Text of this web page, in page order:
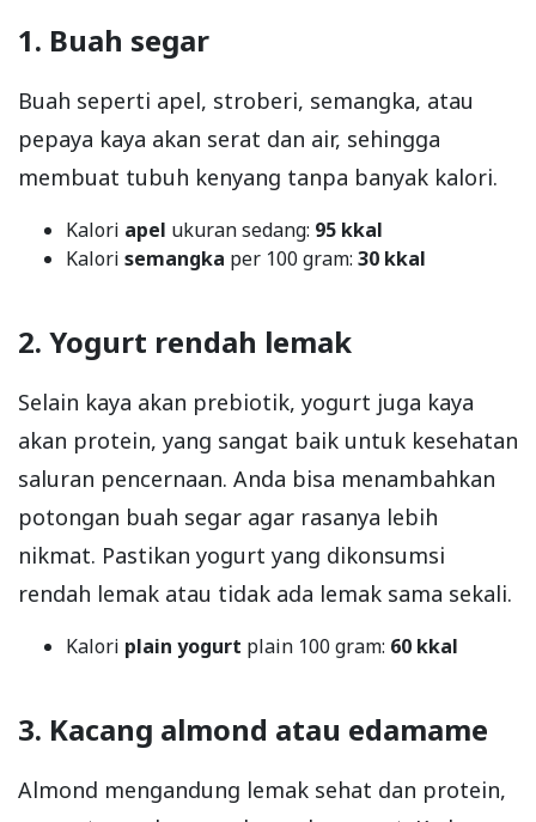
1. Buah segar
Buah seperti apel, stroberi, semangka, atau
pepaya kaya akan serat dan air, sehingga
membuat tubuh kenyang tanpa banyak kalori.
Kalori apel ukuran sedang: 95 kkal
Kalori semangka per 100 gram: 30 kkal
2. Yogurt rendah lemak
Selain kaya akan prebiotik, yogurt juga kaya
akan protein, yang sangat baik untuk kesehatan
saluran pencernaan. Anda bisa menambahkan
potongan buah segar agar rasanya lebih
nikmat. Pastikan yogurt yang dikonsumsi
rendah lemak atau tidak ada lemak sama sekali.
Kalori plain yogurt plain 100 gram: 60 kkal
3. Kacang almond atau edamame
Almond mengandung lemak sehat dan protein,